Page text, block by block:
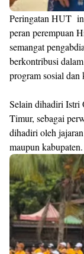
Peringatan HUT
peran perempuan
semangat
berkontribusi
program sosial dan
Selain dihadiri Istri
Timur, sebagai
dihadiri oleh
maupun kabupaten.